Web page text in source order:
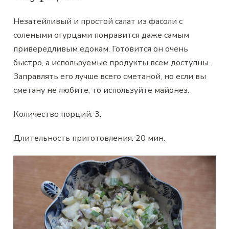
Незатейливый и простой салат из фасоли с
солеными огурцами понравится даже самым
привередливым едокам. Готовится он очень
быстро, а используемые продукты всем доступны.
Заправлять его лучше всего сметаной, но если вы
сметану не любите, то используйте майонез.
Количество порций:3.
Длительность приготовления: 20 мин.